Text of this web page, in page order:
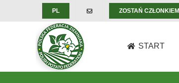
PL ZOSTAŃ CZŁONKIEM
START